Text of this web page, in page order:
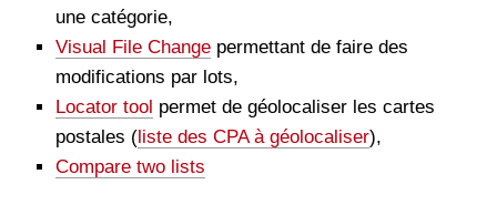
une catégorie,
Visual File Change permettant de faire des
modifications par lots,
Locator tool permet de géolocaliser les cartes
postales ( liste des CPA à géolocaliser),
Compare two lists